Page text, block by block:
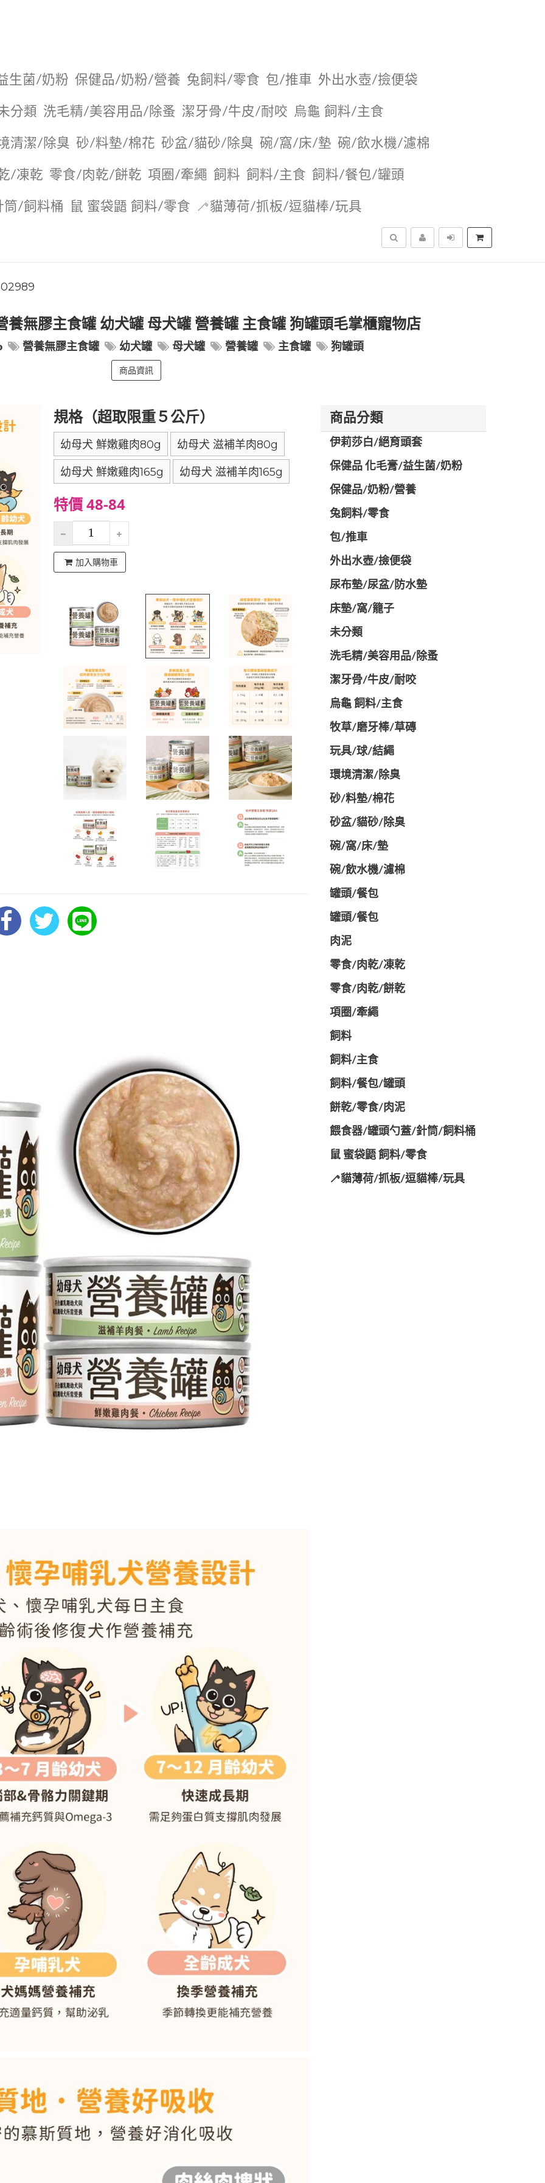
生菌/奶粉 保健品/奶粉/營養 兔飼料/零食 包/推車 外出水壺/撿便袋
分類 洗毛精/美容用品/除蚤 潔牙骨/牛皮/耐咬 烏龜 飼料/主食
清潔/除臭 砂/料墊/棉花 砂盆/貓砂/除臭 碗/窩/床/墊 碗/飲水機/濾棉
/凍乾 零食/肉乾/餅乾 項圈/牽繩 飼料 飼料/主食 飼料/餐包/罐頭
筒/飼料桶 鼠 蜜袋鼯 飼料/零食 🦯貓薄荷/抓板/逗貓棒/玩具
搜尋
養無膠主食罐 幼犬罐 母犬罐 營養罐 主食罐 狗罐頭毛掌櫃寵物店
營養無膠主食罐 幼犬罐 母犬罐 營養罐 主食罐 狗罐頭
商品資訊
規格（超取限重５公斤）
幼母犬 鮮嫩雞肉80g 幼母犬 滋補羊肉80g
幼母犬 鮮嫩雞肉165g 幼母犬 滋補羊肉165g
特價 48-84
加入購物車
商品分類
伊莉莎白/絕育頭套
保健品 化毛膏/益生菌/奶粉
保健品/奶粉/營養
兔飼料/零食
包/推車
外出水壺/撿便袋
尿布墊/尿盆/防水墊
️床墊/窩/籠子
未分類
洗毛精/美容用品/除蚤
潔牙骨/牛皮/耐咬
烏龜 飼料/主食
牧草/磨牙棒/草磚
玩具/球/結繩
環境清潔/除臭
砂/料墊/棉花
砂盆/貓砂/除臭
碗/窩/床/墊
碗/飲水機/濾棉
罐頭/餐包
罐頭/餐包
肉泥
零食/肉乾/凍乾
零食/肉乾/餅乾
項圈/牽繩
飼料
飼料/主食
飼料/餐包/罐頭
餅乾/零食/肉泥
餵食器/罐頭勺蓋/針筒/飼料桶
鼠 蜜袋鼯 飼料/零食
🦯貓薄荷/抓板/逗貓棒/玩具